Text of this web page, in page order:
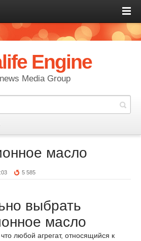
Engine
Media Group
масло
5 585
выбрать
масло
любой агрегат, относящийся к